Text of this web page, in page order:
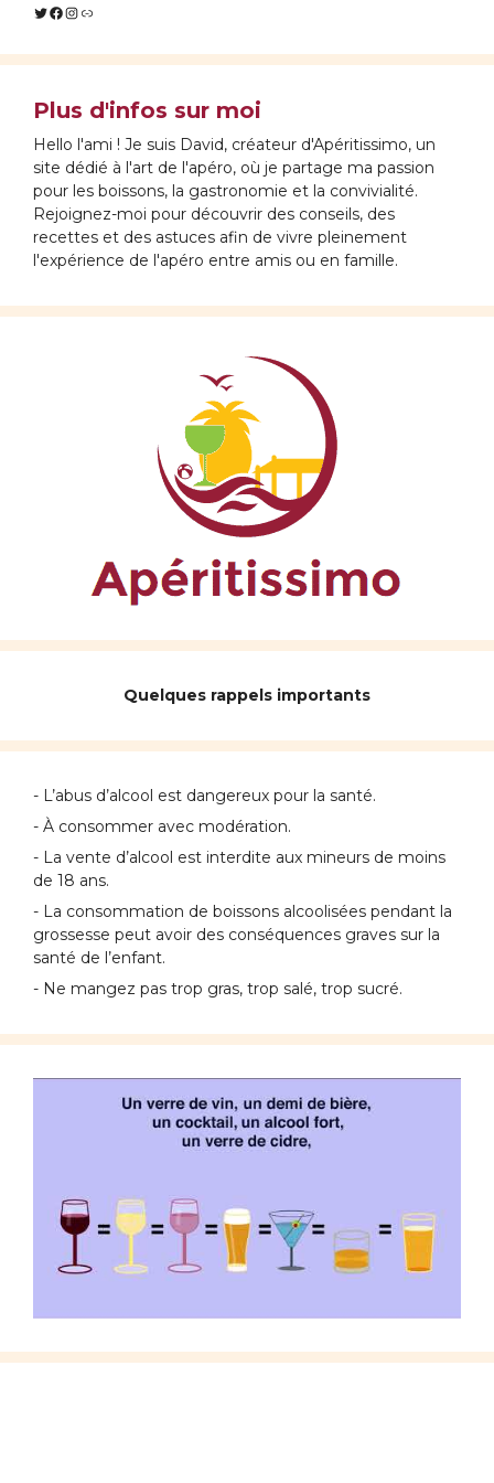
Twitter
Facebook
Instagram
Lien
Plus d'infos sur moi
Hello l'ami ! Je suis David, créateur d'Apéritissimo, un
site dédié à l'art de l'apéro, où je partage ma passion
pour les boissons, la gastronomie et la convivialité.
Rejoignez-moi pour découvrir des conseils, des
recettes et des astuces afin de vivre pleinement
l'expérience de l'apéro entre amis ou en famille.
Quelques rappels importants
- L’abus d’alcool est dangereux pour la santé.
- À consommer avec modération.
- La vente d’alcool est interdite aux mineurs de moins
de 18 ans.
- La consommation de boissons alcoolisées pendant la
grossesse peut avoir des conséquences graves sur la
santé de l’enfant.
- Ne mangez pas trop gras, trop salé, trop sucré.